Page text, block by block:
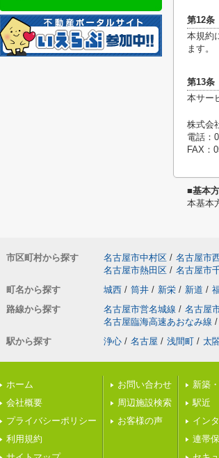
第12条
本規約
ます。
第13条
本サー
株式会
電話：
FAX：
■基本
本基本
市区町村から探す 名古屋市中村区 / 名古屋市
名古屋市熱田区 / 名古屋市
町名から探す
城西 / 筒井 / 新栄 / 新道 /
路線から探す
名古屋市営名城線 / 名古屋
名古屋臨海高速あおなみ線 /
駅から探す
浄心 / 名古屋 / 浅間町 / 太
ホーム
会社概要
プライバシーポリシー
利用規約
お問い合わせ
周辺施設検索
お客様の声
新築
駅近
イン
連帯